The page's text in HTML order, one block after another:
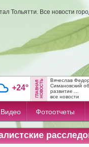
Тольятти. Все новости
+24°
Вячеслав
Симановский
развитие ...
все новости
Видео Фотоотчеты